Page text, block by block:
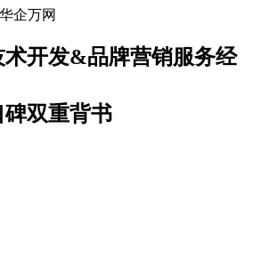
企万网
术开发&品牌营销服务经
双重背书